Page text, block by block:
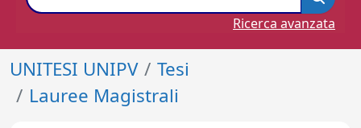
Ricerca avanzata
UNITESI UNIPV
Tesi
Lauree Magistrali